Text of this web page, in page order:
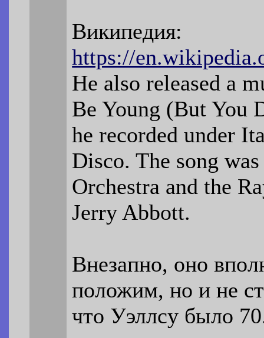
Википедия:
https://
He also released a
Be Young (But You
he recorded under
Disco. The song
Orchestra and the
Jerry Abbott.
Внезапно, оно
положим, но и не
что Уэллсу было